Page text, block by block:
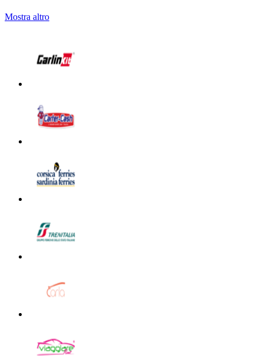
Mostra altro